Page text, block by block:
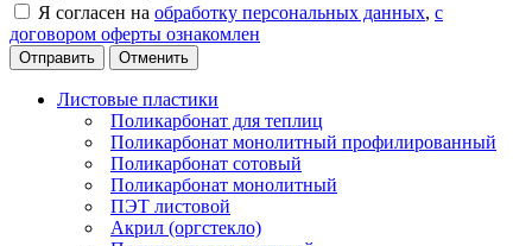
Я согласен на обработку персональных данных, с
договором оферты ознакомлен
Отменить
Листовые пластики
Поликарбонат для теплиц
Поликарбонат монолитный профилированный
Поликарбонат сотовый
Поликарбонат монолитный
ПЭТ листовой
Акрил (оргстекло)